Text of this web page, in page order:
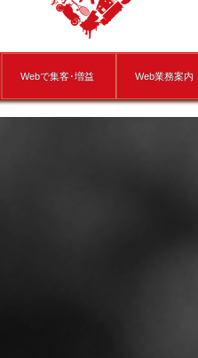
Webで集客･増益 Web業務案